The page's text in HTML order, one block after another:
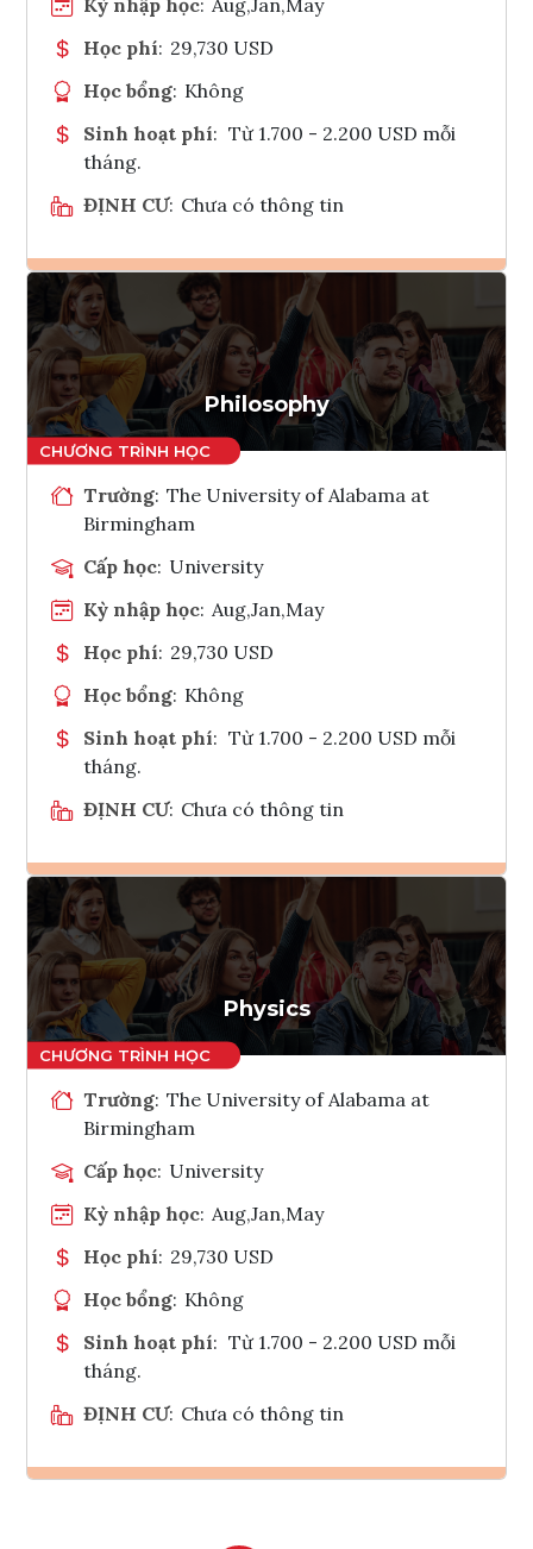
Học phí: 29,730 USD
Học bổng: Không
Sinh hoạt phí: Từ 1.700 - 2.200 USD mỗi
tháng.
ĐỊNH CƯ: Chưa có thông tin
Ghi danh
Tham vấn Interlink
Philosophy
Trường: The University of Alabama at
Birmingham
Cấp học: University
Kỳ nhập học: Aug,Jan,May
Học phí: 29,730 USD
Học bổng: Không
Sinh hoạt phí: Từ 1.700 - 2.200 USD mỗi
tháng.
ĐỊNH CƯ: Chưa có thông tin
Ghi danh
Tham vấn Interlink
Physics
Trường: The University of Alabama at
Birmingham
Cấp học: University
Kỳ nhập học: Aug,Jan,May
Học phí: 29,730 USD
Học bổng: Không
Sinh hoạt phí: Từ 1.700 - 2.200 USD mỗi
tháng.
ĐỊNH CƯ: Chưa có thông tin